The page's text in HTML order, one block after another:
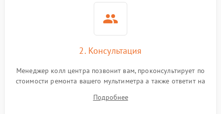
1500 ₽
1000 ₽
от перегрузок
1000 ₽ Подробнее →
2. Консультация
Менеджер колл центра позвонит вам, проконсультирует по
стоимости ремонта вашего мультиметра а также ответит на
Подробнее